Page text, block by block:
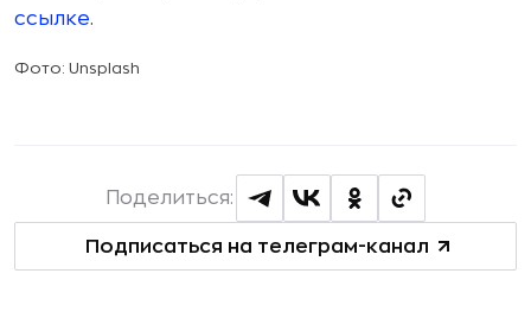
ссылке.
Фото: Unsplash
Подписаться на телеграм-канал
Поделиться: